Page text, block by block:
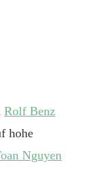
Rolf Benz
hohe
Nguyen